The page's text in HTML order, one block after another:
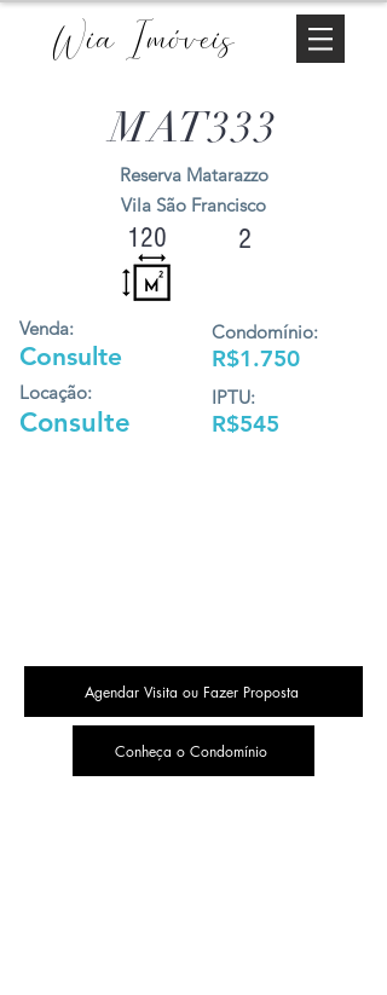
Wia Imóveis
MAT333
Reserva Matarazzo
Vila São Francisco
120
Venda:
Consulte
Locação:
Consulte
2
Condomínio:
R$1.750
IPTU:
R$545
Agendar Visita ou Fazer Proposta
Conheça o Condomínio